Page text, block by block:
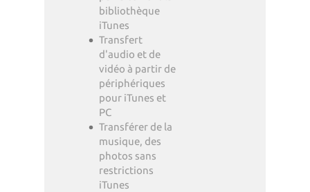
bibliothèque
iTunes
Transfert
d'audio et de
vidéo à partir de
périphériques
pour iTunes et
PC
Transférer de la
musique, des
photos sans
restrictions
iTunes